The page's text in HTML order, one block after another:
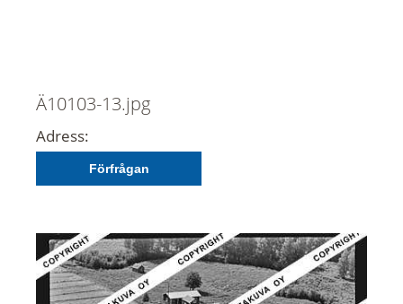
Ä10103-13.jpg
Adress:
Förfrågan